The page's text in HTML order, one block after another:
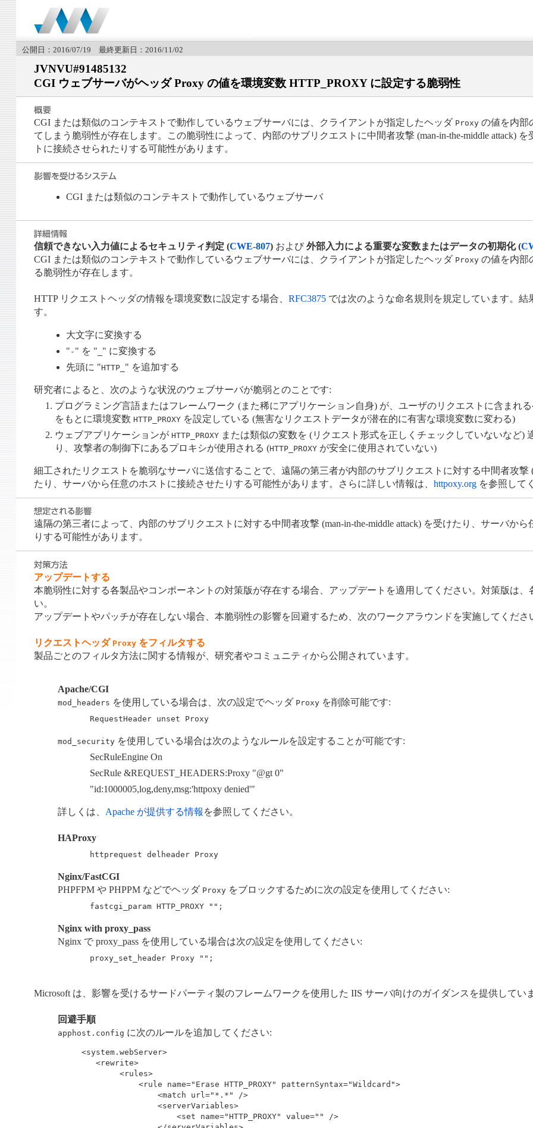
公開日：2016/07/19 最終更新日：2016/11/02
JVNVU#91485132
CGI ウェブサーバがヘッダ Proxy の値を環境変数 HTTP_PROXY に設定する脆弱性
CGI または類似のコンテキストで動作しているウェブサーバには、クライアントが指定したヘッダ Proxyの値を内部
てしまう脆弱性が存在します。この脆弱性によって、内部のサブリクエストに中間者攻撃 (man-in-the-middle attack)
トに接続させられたりする可能性があります。
CGI または類似のコンテキストで動作しているウェブサーバ
信頼できない入力値によるセキュリティ判定 (CWE-807)および 外部入力による重要な変数またはデータの初期化 (
CGI または類似のコンテキストで動作しているウェブサーバには、クライアントが指定したヘッダ Proxyの値を内部
る脆弱性が存在します。
HTTP リクエストヘッダの情報を環境変数に設定する場合、 RFC3875では次のような命名規則を規定しています。結
す。
大文字に変換する
" - " を " " に変換する
先頭に "HTTP_ " を追加する
研究者によると、次のような状況のウェブサーバが脆弱とのことです:
プログラミング言語またはフレームワーク (また稀にアプリケーション自身) が、ユーザのリクエストに含まれ
をもとに環境変数HTTP_PROXY を設定している (無害なリクエストデータが潜在的に有害な環境変数に変わる)
ウェブアプリケーションがHTTP_PROXY または類似の変数を (リクエスト形式を正しくチェックしていないなど)
り、攻撃者の制御下にあるプロキシが使用される (HTTP_PROXY が安全に使用されていない)
細工されたリクエストを脆弱なサーバに送信することで、遠隔の第三者が内部のサブリクエストに対する中間者攻撃
たり、サーバから任意のホストに接続させたりする可能性があります。さらに詳しい情報は、 httpoxy.orgを参照して
遠隔の第三者によって、内部のサブリクエストに対する中間者攻撃 (man-in-the-middle attack) を受けたり、サーバか
りする可能性があります。
アップデートする
本脆弱性に対する各製品やコンポーネントの対策版が存在する場合、アップデートを適用してください。対策版は
い。
アップデートやパッチが存在しない場合、本脆弱性の影響を回避するため、次のワークアラウンドを実施してくださ
リクエストヘッダ Proxyをフィルタする
製品ごとのフィルタ方法に関する情報が、研究者やコミュニティから公開されています。
Apache/CGI
mod_headers を使用している場合は、次の設定でヘッダ Proxyを削除可能です:
RequestHeader unset Proxy
mod_securityを使用している場合は次のようなルールを設定することが可能です:
SecRuleEngine On
SecRule &REQUEST_HEADERS:Proxy "@gt 0"
"id:1000005,log,deny,msg:'httpoxy denied'"
詳しくは、 Apache が提供する情報 を参照してください。
HAProxy
httprequest delheader Proxy
Nginx/FastCGI
PHPFPM や PHPPM などでヘッダ Proxyをブロックするために次の設定を使用してください:
fastcgi_param HTTP_PROXY "";
Nginx with proxy_pass
Nginx で proxy_pass を使用している場合は次の設定を使用してください:
proxy_set_header Proxy "";
Microsoft は、影響を受けるサードパーティ製のフレームワークを使用した IIS サーバ向けのガイダンスを提供してい
回避手順
apphost.config に次のルールを追加してください:
<system.webServer>
   <rewrite>
        <rules>
            <rule name="Erase HTTP_PROXY" patternSyntax="Wildcard">
                <match url="*.*" />
                <serverVariables>
                    <set name="HTTP_PROXY" value="" />